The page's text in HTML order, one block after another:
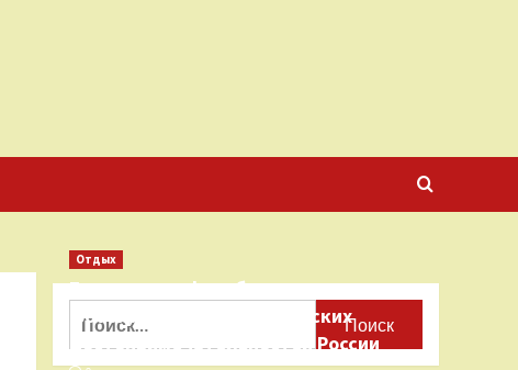
Отдых
Бесплатные фотобанки с
фотографиями туристических
достопримечательностей России